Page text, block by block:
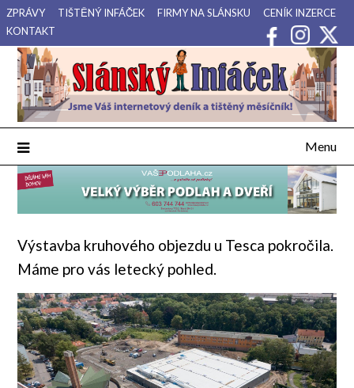
Přejdi
na
obsah
ZPRÁVY TIŠTĚNÝ INFÁČEK FIRMY NA SLÁNSKU
CENÍK INZERCE
KONTAKT
Slánský Infáček
Váš internetový deník a tištěný měsíčník pro Slánsko, Kladensko
a Lounsko.
Menu
Výstavba kruhového objezdu u Tesca pokročila.
Máme pro vás letecký pohled.